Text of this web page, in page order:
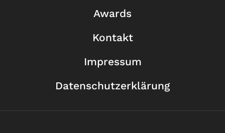
Awards
Kontakt
Impressum
Datenschutzerklärung